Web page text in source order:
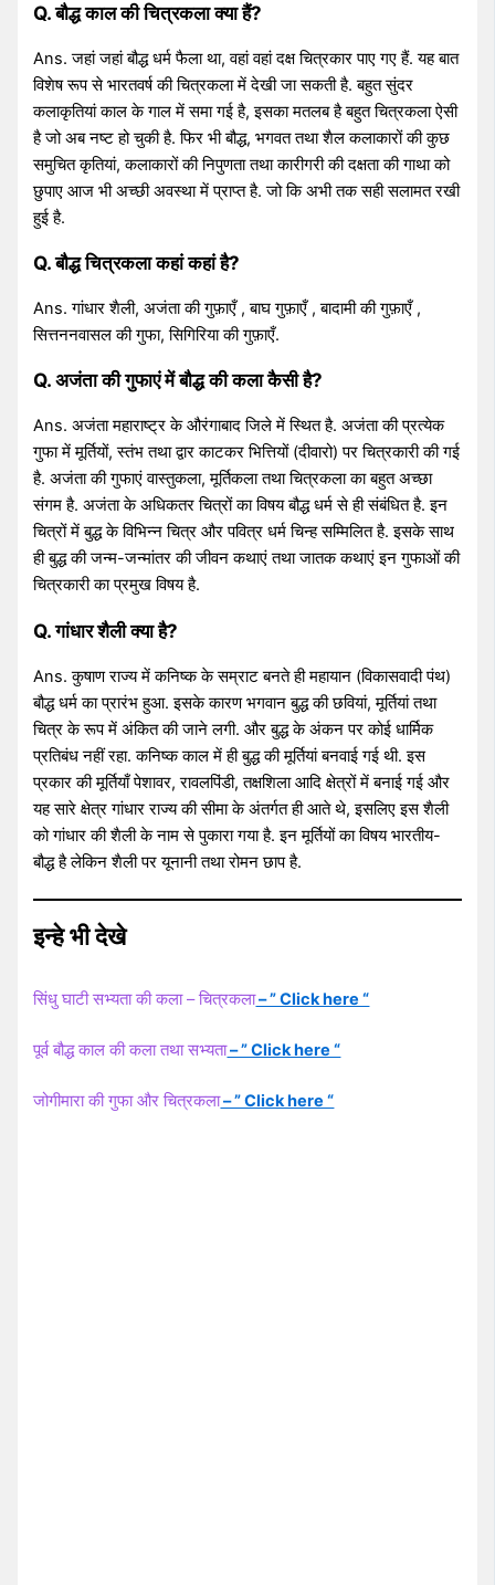
Q. बौद्ध काल की चित्रकला क्या हैं?
Ans. जहां जहां बौद्ध धर्म फैला था, वहां वहां दक्ष चित्रकार पाए गए हैं. यह बात
विशेष रूप से भारतवर्ष की चित्रकला में देखी जा सकती है. बहुत सुंदर
कलाकृतियां काल के गाल में समा गई है, इसका मतलब है बहुत चित्रकला ऐसी
है जो अब नष्ट हो चुकी है. फिर भी बौद्ध, भगवत तथा शैल कलाकारों की कुछ
समुचित कृतियां, कलाकारों की निपुणता तथा कारीगरी की दक्षता की गाथा को
छुपाए आज भी अच्छी अवस्था में प्राप्त है. जो कि अभी तक सही सलामत रखी
हुई है.
Q. बौद्ध चित्रकला कहां कहां है?
Ans. गांधार शैली, अजंता की गुफ़ाएँ , बाघ गुफ़ाएँ , बादामी की गुफ़ाएँ ,
सित्तननवासल की गुफा, सिगिरिया की गुफ़ाएँ.
Q. अजंता की गुफाएं में बौद्ध की कला कैसी है?
Ans. अजंता महाराष्ट्र के औरंगाबाद जिले में स्थित है. अजंता की प्रत्येक
गुफा में मूर्तियों, स्तंभ तथा द्वार काटकर भित्तियों (दीवारो) पर चित्रकारी की गई
है. अजंता की गुफाएं वास्तुकला, मूर्तिकला तथा चित्रकला का बहुत अच्छा
संगम है. अजंता के अधिकतर चित्रों का विषय बौद्ध धर्म से ही संबंधित है. इन
चित्रों में बुद्ध के विभिन्न चित्र और पवित्र धर्म चिन्ह सम्मिलित है. इसके साथ
ही बुद्ध की जन्म-जन्मांतर की जीवन कथाएं तथा जातक कथाएं इन गुफाओं की
चित्रकारी का प्रमुख विषय है.
Q. गांधार शैली क्या है?
Ans. कुषाण राज्य में कनिष्क के सम्राट बनते ही महायान (विकासवादी पंथ)
बौद्ध धर्म का प्रारंभ हुआ. इसके कारण भगवान बुद्ध की छवियां, मूर्तियां तथा
चित्र के रूप में अंकित की जाने लगी. और बुद्ध के अंकन पर कोई धार्मिक
प्रतिबंध नहीं रहा. कनिष्क काल में ही बुद्ध की मूर्तियां बनवाई गई थी. इस
प्रकार की मूर्तियाँ पेशावर, रावलपिंडी, तक्षशिला आदि क्षेत्रों में बनाई गई और
यह सारे क्षेत्र गांधार राज्य की सीमा के अंतर्गत ही आते थे, इसलिए इस शैली
को गांधार की शैली के नाम से पुकारा गया है. इन मूर्तियों का विषय भारतीय-
बौद्ध है लेकिन शैली पर यूनानी तथा रोमन छाप है.
इन्हे भी देखे
सिंधु घाटी सभ्यता की कला – चित्रकला– ” Click here “
पूर्व बौद्ध काल की कला तथा सभ्यता– ” Click here “
जोगीमारा की गुफा और चित्रकला– ” Click here “